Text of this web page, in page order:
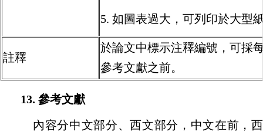
5. 如圖表過大，可列印於大型
註釋
於論文中標示注釋編號，可採
參考文獻之前。
13. 參考文獻
內容分中文部分、西文部分，中文在前，西